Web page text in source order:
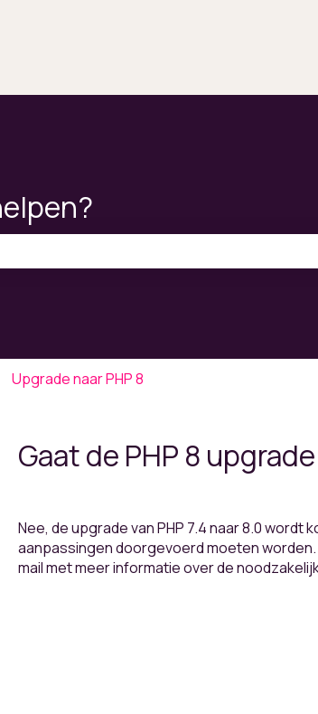
Upgrade naar PHP 8
Gaat de PHP 8
Nee, de upgrade van PHP 7.4 naar 8.0
aanpassingen doorgevoerd moeten
mail met meer informatie over de